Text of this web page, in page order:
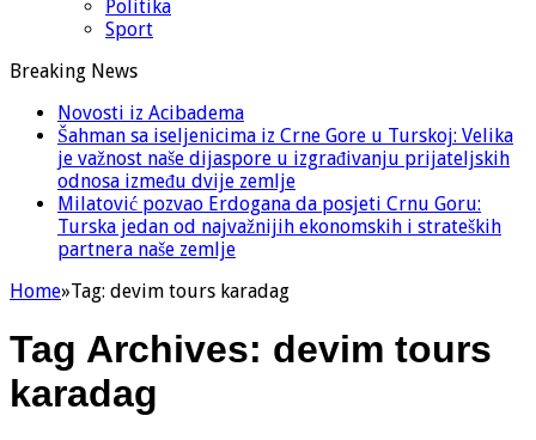
Politika
Sport
Breaking News
Novosti iz Acibadema
Šahman sa iseljenicima iz Crne Gore u Turskoj: Velika
je važnost naše dijaspore u izgrađivanju prijateljskih
odnosa između dvije zemlje
Milatović pozvao Erdogana da posjeti Crnu Goru:
Turska jedan od najvažnijih ekonomskih i strateških
partnera naše zemlje
Home»Tag: devim tours karadag
Tag Archives: devim tours
karadag